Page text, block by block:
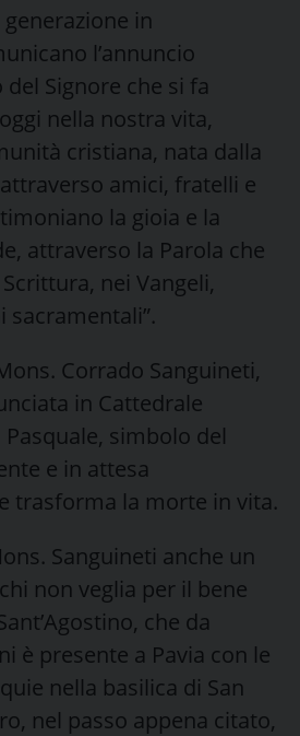
in
l’annuncio
Signore che si fa
nella nostra vita,
cristiana, nata dalla
amici, fratelli e
la gioia e la
attraverso la Parola che
nei Vangeli,
sacramentali”.
Corrado Sanguineti,
in Cattedrale
simbolo del
e in attesa
trasforma la morte in vita.
Sanguineti anche un
non veglia per il bene
che da
è presente a Pavia con le
nella basilica di San
nel passo appena citato,